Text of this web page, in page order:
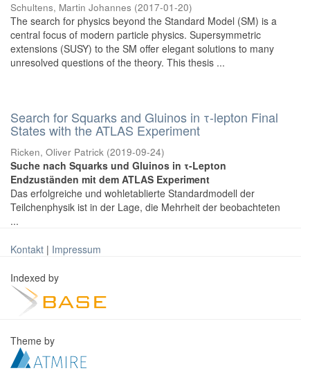
Schultens, Martin Johannes (2017-01-20)
The search for physics beyond the Standard Model (SM) is a
central focus of modern particle physics. Supersymmetric
extensions (SUSY) to the SM offer elegant solutions to many
unresolved questions of the theory. This thesis ...
Search for Squarks and Gluinos in τ-lepton Final
States with the ATLAS Experiment
Ricken, Oliver Patrick (2019-09-24)
Suche nach Squarks und Gluinos in τ-Lepton
Endzuständen mit dem ATLAS Experiment
Das erfolgreiche und wohletablierte Standardmodell der
Teilchenphysik ist in der Lage, die Mehrheit der beobachteten
...
Kontakt | Impressum
Indexed by
Theme by